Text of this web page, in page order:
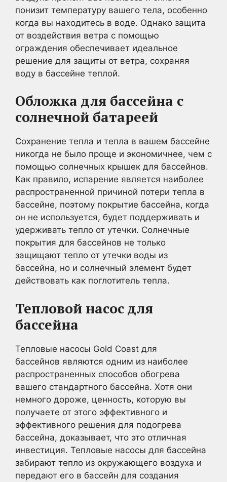
понизит температуру вашего тела, особенно
когда вы находитесь в воде. Однако защита
от воздействия ветра с помощью
ограждения обеспечивает идеальное
решение для защиты от ветра, сохраняя
воду в бассейне теплой.
Обложка для бассейна с
солнечной батареей
Сохранение тепла и тепла в вашем бассейне
никогда не было проще и экономичнее, чем с
помощью солнечных крышек для бассейнов.
Как правило, испарение является наиболее
распространенной причиной потери тепла в
бассейне, поэтому покрытие бассейна, когда
он не используется, будет поддерживать и
удерживать тепло от утечки. Солнечные
покрытия для бассейнов не только
защищают тепло от утечки воды из
бассейна, но и солнечный элемент будет
действовать как поглотитель тепла.
Тепловой насос для
бассейна
Тепловые насосы Gold Coast для
бассейнов являются одним из наиболее
распространенных способов обогрева
вашего стандартного бассейна. Хотя они
немного дороже, ценность, которую вы
получаете от этого эффективного и
эффективного решения для подогрева
бассейна, доказывает, что это отличная
инвестиция. Тепловые насосы для бассейна
забирают тепло из окружающего воздуха и
передают его в бассейн для создания